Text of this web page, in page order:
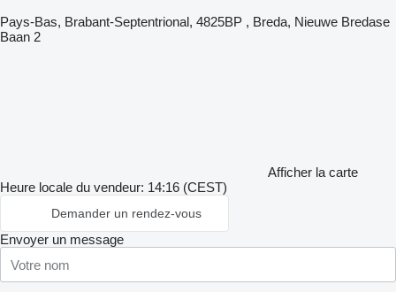
Pays-Bas, Brabant-Septentrional, 4825BP , Breda, Nieuwe Bredase
Baan 2
Afficher la carte
Heure locale du vendeur: 14:16 (CEST)
Demander un rendez-vous
Envoyer un message